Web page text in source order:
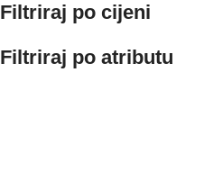
Filtriraj po cijeni
Filtriraj po atributu